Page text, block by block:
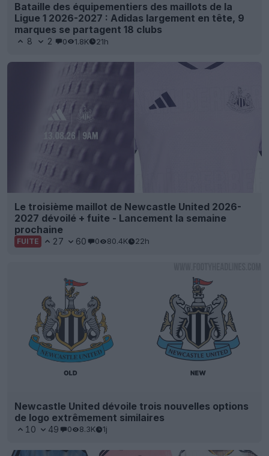
Bataille des équipementiers des maillots de la
Ligue 1 2026-2027 : Adidas largement en tête, 9
marques se partagent 18 clubs
8 2 0 1.8K 21h
Le troisième maillot de Newcastle United 2026-
2027 dévoilé + fuite - Lancement la semaine
prochaine
FUITE 27 60 0 80.4K 22h
Newcastle United dévoile trois nouvelles options
de logo extrêmement similaires
10 49 0 8.3K 1j